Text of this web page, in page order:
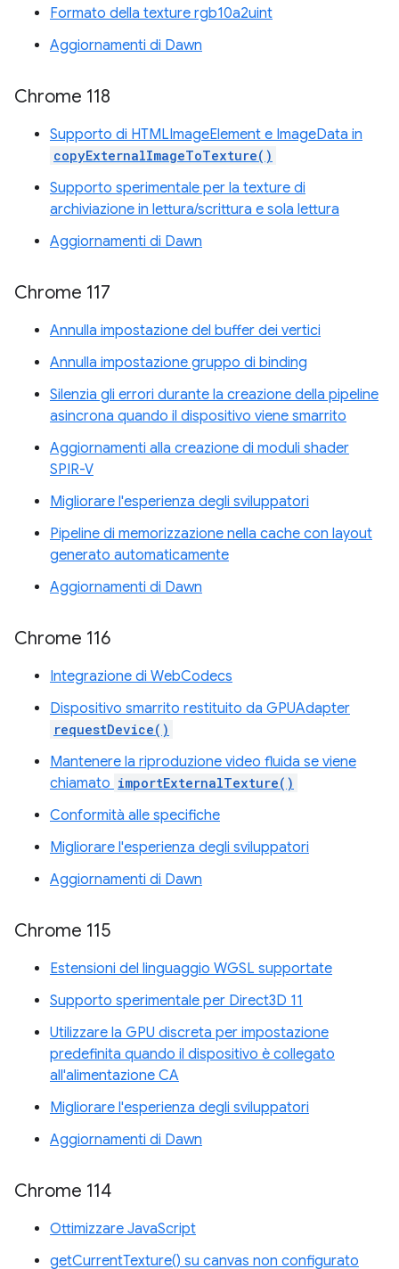
Formato della texture rgb10a2uint
Aggiornamenti di Dawn
Chrome 118
Supporto di HTMLImageElement e ImageData in
copyExternalImageToTexture()
Supporto sperimentale per la texture di
archiviazione in lettura/scrittura e sola lettura
Aggiornamenti di Dawn
Chrome 117
Annulla impostazione del buffer dei vertici
Annulla impostazione gruppo di binding
Silenzia gli errori durante la creazione della pipeline
asincrona quando il dispositivo viene smarrito
Aggiornamenti alla creazione di moduli shader
SPIR-V
Migliorare l'esperienza degli sviluppatori
Pipeline di memorizzazione nella cache con layout
generato automaticamente
Aggiornamenti di Dawn
Chrome 116
Integrazione di WebCodecs
Dispositivo smarrito restituito da GPUAdapter
requestDevice()
Mantenere la riproduzione video fluida se viene
chiamato importExternalTexture()
Conformità alle specifiche
Migliorare l'esperienza degli sviluppatori
Aggiornamenti di Dawn
Chrome 115
Estensioni del linguaggio WGSL supportate
Supporto sperimentale per Direct3D 11
Utilizzare la GPU discreta per impostazione
predefinita quando il dispositivo è collegato
all'alimentazione CA
Migliorare l'esperienza degli sviluppatori
Aggiornamenti di Dawn
Chrome 114
Ottimizzare JavaScript
getCurrentTexture() su canvas non configurato